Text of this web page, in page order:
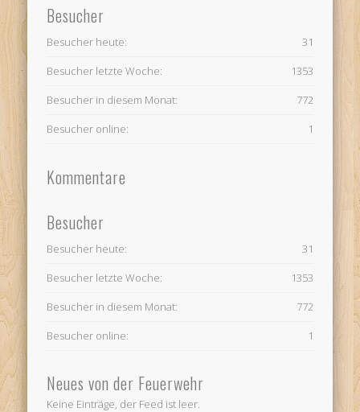
Besucher
31
Besucher heute:
1353
Besucher letzte Woche:
772
Besucher in diesem Monat:
1
Besucher online:
Kommentare
Besucher
31
Besucher heute:
1353
Besucher letzte Woche:
772
Besucher in diesem Monat:
1
Besucher online:
Neues von der Feuerwehr
Keine Einträge, der Feed ist leer.